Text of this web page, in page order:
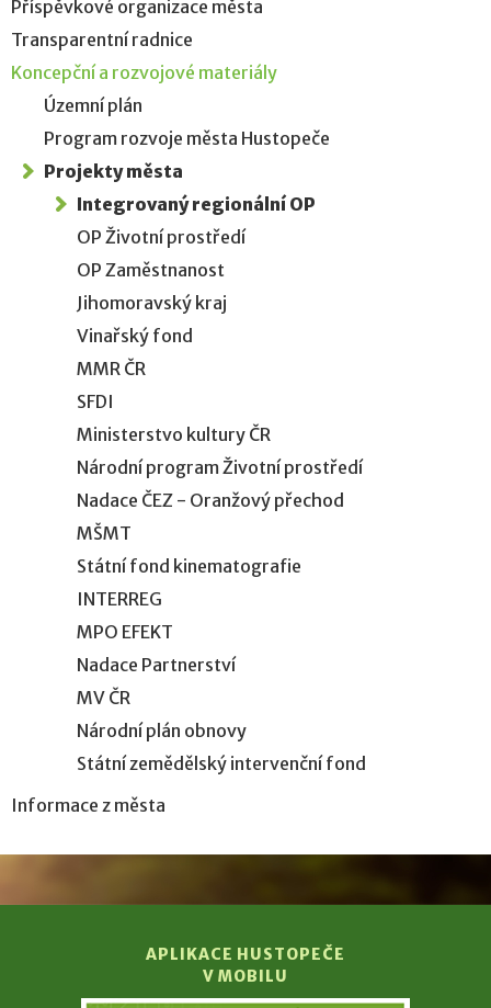
Příspěvkové organizace města
Transparentní radnice
Koncepční a rozvojové materiály
Územní plán
Program rozvoje města Hustopeče
Projekty města
Integrovaný regionální OP
OP Životní prostředí
OP Zaměstnanost
Jihomoravský kraj
Vinařský fond
MMR ČR
SFDI
Ministerstvo kultury ČR
Národní program Životní prostředí
Nadace ČEZ - Oranžový přechod
MŠMT
Státní fond kinematografie
INTERREG
MPO EFEKT
Nadace Partnerství
MV ČR
Národní plán obnovy
Státní zemědělský intervenční fond
Informace z města
APLIKACE HUSTOPEČE
V MOBILU